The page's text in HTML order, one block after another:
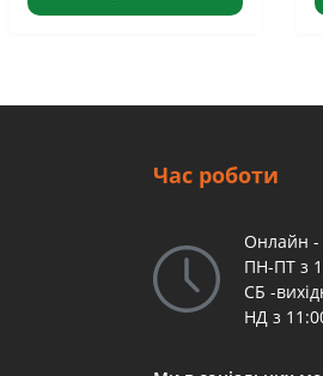
Час роботи
Онлайн -
ПН-ПТ з
СБ -
НД з